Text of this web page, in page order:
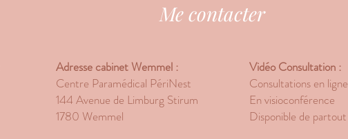
Me contacter
Adresse cabinet Wemmel :
Centre Paramédical PériNest
144 Avenue de Limburg Stirum
1780 Wemmel
Vidéo Consultation :
Consultations en ligne
En visioconférence
Disponible de partout